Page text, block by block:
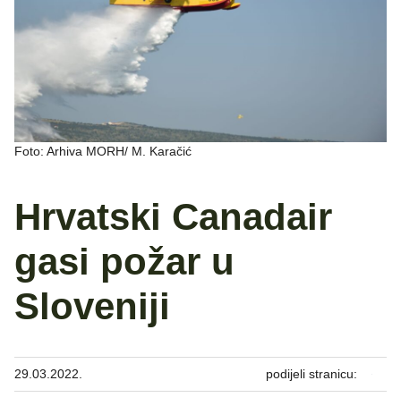
Foto: Arhiva MORH/ M. Karačić
Hrvatski Canadair
gasi požar u
Sloveniji
29.03.2022. podijeli stranicu: